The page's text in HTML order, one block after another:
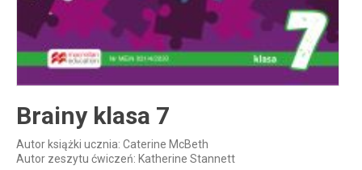
Brainy klasa 7
Autor książki ucznia: Caterine McBeth
Autor zeszytu ćwiczeń: Katherine Stannett